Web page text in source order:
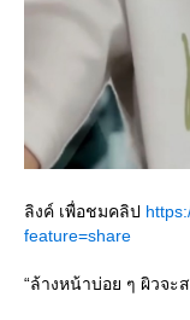
ลิงค์ เพื่อชมคลิป
feature=share
“ล้างหน้าบ่อย ๆ ผิวจ